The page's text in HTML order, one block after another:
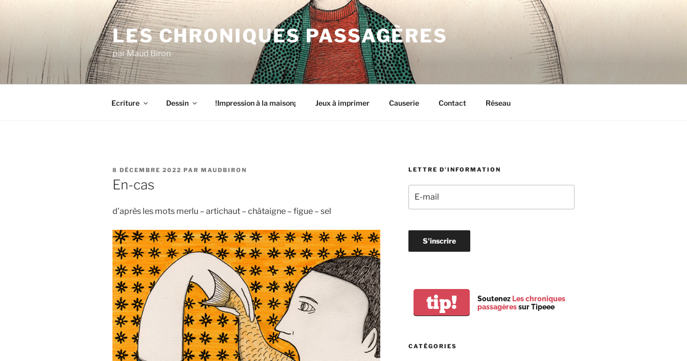
principal
LES CHRONIQUES PASSAGÈRES
par Maud Biron
Ecriture Dessin !Impression à la maison¡ Jeux à imprimer Causerie Contact Réseau
PUBLIÉ
LE
8 DÉCEMBRE 2022 PAR MAUDBIRON
En-cas
d’après les mots merlu – artichaut – châtaigne – figue – sel
LETTRE D’INFORMATION
tip! Soutenez Les chroniques
passagèressur Tipeee
CATÉGORIES